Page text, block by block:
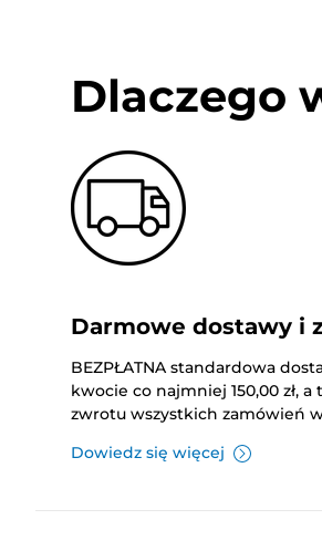
Dlaczego
Darmowe dostawy i
BEZPŁATNA standardowa
kwocie co najmniej 150,00 zł,
zwrotu wszystkich zamówień
Dowiedz się więcej